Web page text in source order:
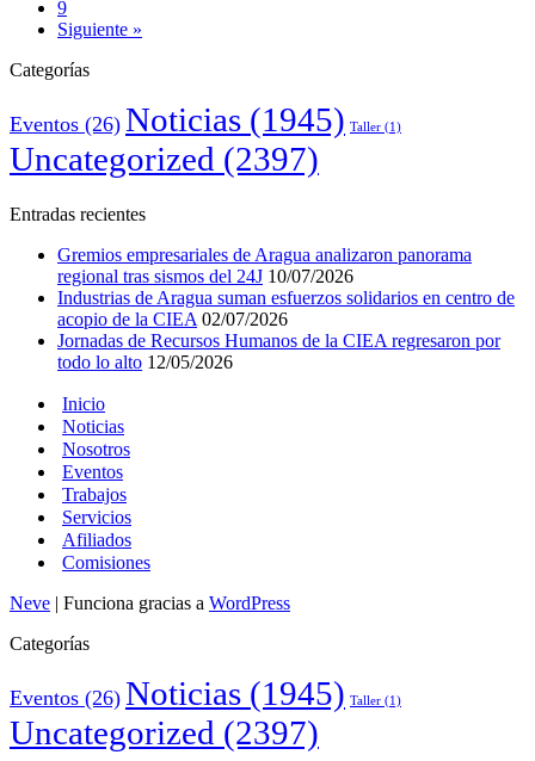
9
Siguiente »
Categorías
Eventos (26) Noticias (1945) Taller (1)
Uncategorized (2397)
Entradas recientes
Gremios empresariales de Aragua analizaron panorama
regional tras sismos del 24J 10/07/2026
Industrias de Aragua suman esfuerzos solidarios en centro de
acopio de la CIEA 02/07/2026
Jornadas de Recursos Humanos de la CIEA regresaron por
todo lo alto 12/05/2026
Inicio
Noticias
Nosotros
Eventos
Trabajos
Servicios
Afiliados
Comisiones
Neve | Funciona gracias a WordPress
Categorías
Eventos (26) Noticias (1945) Taller (1)
Uncategorized (2397)